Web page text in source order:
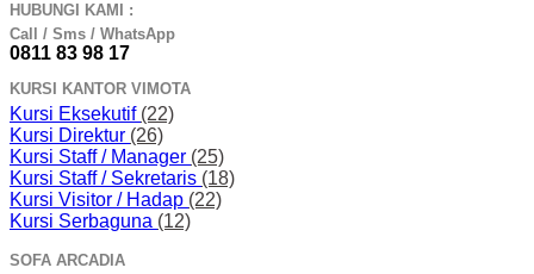
HUBUNGI KAMI :
Call / Sms / WhatsApp
0811 83 98 17
KURSI KANTOR VIMOTA
Kursi Eksekutif (22)
Kursi Direktur (26)
Kursi Staff / Manager (25)
Kursi Staff / Sekretaris (18)
Kursi Visitor / Hadap (22)
Kursi Serbaguna (12)
SOFA ARCADIA